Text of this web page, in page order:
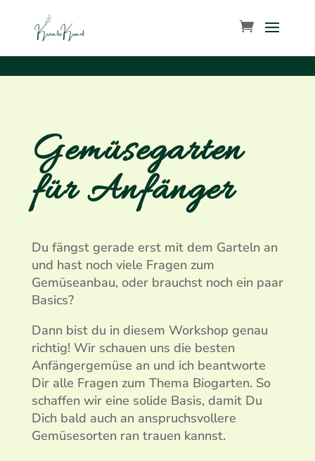
Gemüsegarten
für Anfänger
Du fängst gerade erst mit dem Garteln an
und hast noch viele Fragen zum
Gemüseanbau, oder brauchst noch ein paar
Basics?
Dann bist du in diesem Workshop genau
richtig! Wir schauen uns die besten
Anfängergemüse an und ich beantworte
Dir alle Fragen zum Thema Biogarten. So
schaffen wir eine solide Basis, damit Du
Dich bald auch an anspruchsvollere
Gemüsesorten ran trauen kannst.